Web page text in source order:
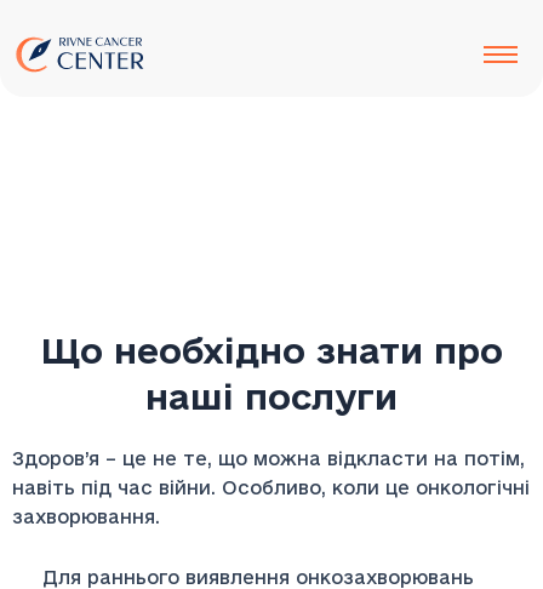
до
вмісту
Що необхідно знати про
наші послуги
Здоров’я – це не те, що можна відкласти на потім,
навіть під час війни. Особливо, коли це онкологічні
захворювання.
Для раннього виявлення онкозахворювань